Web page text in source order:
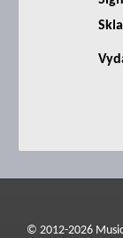
© 2012-2026